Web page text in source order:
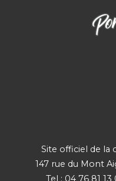
Site officiel de la
147 rue du Mont
Tel : 04 76 81